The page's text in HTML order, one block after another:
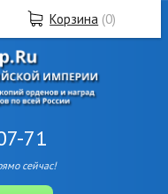
71
сейчас!
Корзина (0)